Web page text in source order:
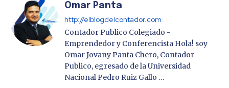
Omar Panta
http://elblogdelcontador.com
Contador Publico Colegiado -
Emprendedor y Conferencista Hola! soy
Omar Jovany Panta Chero, Contador
Publico, egresado de la Universidad
Nacional Pedro Ruiz Gallo …